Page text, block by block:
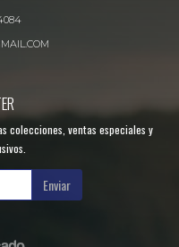
colecciones, ventas especiales y
Enviar